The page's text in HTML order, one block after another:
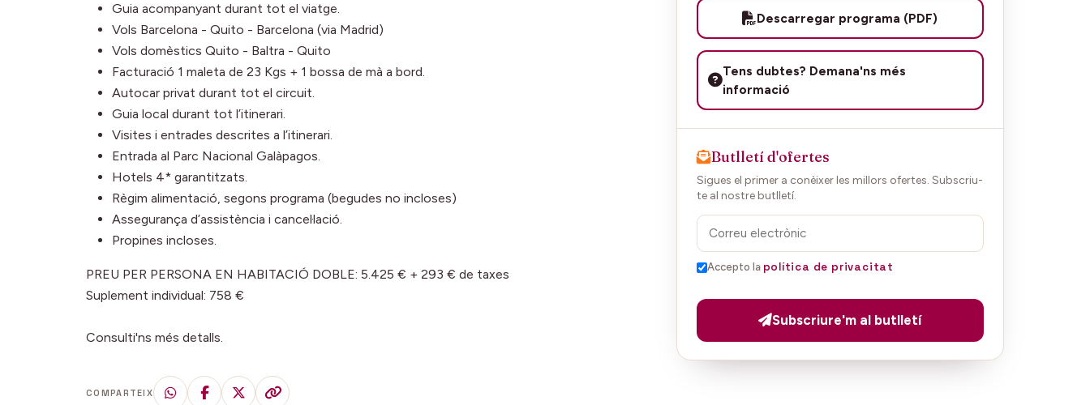
Guia acompanyant durant tot el viatge.
Vols Barcelona - Quito - Barcelona (via Madrid)
Vols domèstics Quito - Baltra - Quito
Facturació 1 maleta de 23 Kgs + 1 bossa de mà a bord.
Autocar privat durant tot el circuit.
Guia local durant tot l’itinerari.
Visites i entrades descrites a l’itinerari.
Entrada al Parc Nacional Galàpagos.
Hotels 4* garantitzats.
Règim alimentació, segons programa (begudes no incloses)
Assegurança d’assistència i cancel·lació.
Propines incloses.
PREU PER PERSONA EN HABITACIÓ DOBLE: 5.425 € + 293 € de taxes
Suplement individual: 758 €
Consulti'ns més detalls.
COMPARTEIX
Descarregar programa (PDF)
Tens dubtes? Demana'ns més
informació
Butlletí d'ofertes
Sigues el primer a conèixer les millors ofertes. Subscriu-
te al nostre butlletí.
Accepto la política de privacitat
Subscriure'm al butlletí